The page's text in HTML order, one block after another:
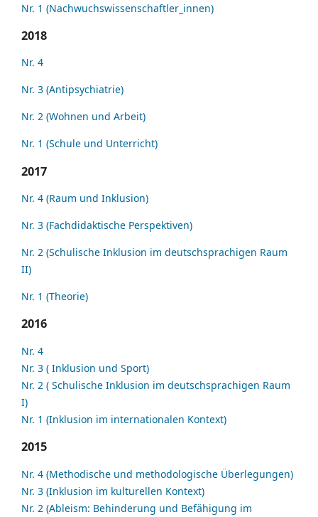
Nr. 1 (Nachwuchswissenschaftler_innen)
2018
Nr. 4
Nr. 3 (Antipsychiatrie)
Nr. 2 (Wohnen und Arbeit)
Nr. 1 (Schule und Unterricht)
2017
Nr. 4 (Raum und Inklusion)
Nr. 3 (Fachdidaktische Perspektiven)
Nr. 2 (Schulische Inklusion im deutschsprachigen Raum
II)
Nr. 1 (Theorie)
2016
Nr. 4
Nr. 3 ( Inklusion und Sport)
Nr. 2 ( Schulische Inklusion im deutschsprachigen Raum
I)
Nr. 1 (Inklusion im internationalen Kontext)
2015
Nr. 4 (Methodische und methodologische Überlegungen)
Nr. 3 (Inklusion im kulturellen Kontext)
Nr. 2 (Ableism: Behinderung und Befähigung im